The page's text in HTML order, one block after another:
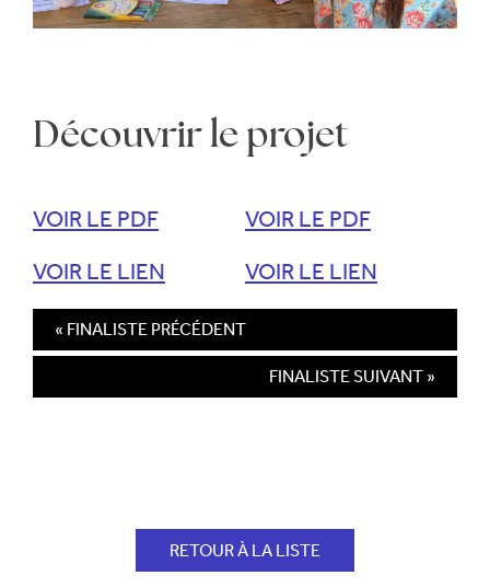
Découvrir le projet
VOIR LE PDF
VOIR LE PDF
VOIR LE LIEN
VOIR LE LIEN
« FINALISTE PRÉCÉDENT
FINALISTE SUIVANT »
RETOUR À LA LISTE